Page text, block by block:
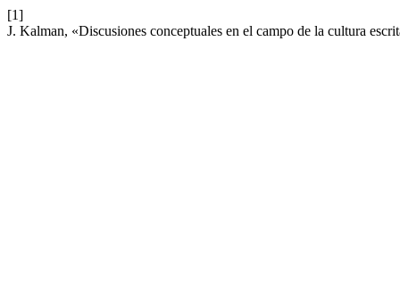
[1]
J. Kalman, «Discusiones conceptuales en el campo de la cultura